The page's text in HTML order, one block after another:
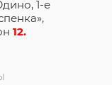
1-е
12.